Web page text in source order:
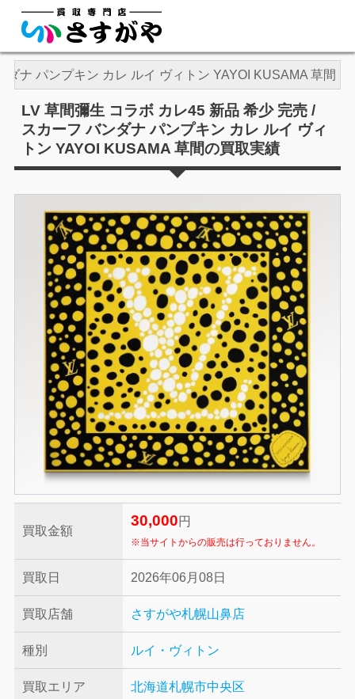
ナ パンプキン カレ ルイ ヴィトン YAYOI KUSAMA 草間
LV 草間彌生 コラボ カレ45 新品 希少 完売 /
スカーフ バンダナ パンプキン カレ ルイ ヴィ
トン YAYOI KUSAMA 草間の買取実績
買取金額
30,000 円
※当サイトからの販売は行っておりません。
買取日 2026年06月08日
買取店舗 さすがや札幌山鼻店
種別 ルイ・ヴィトン
買取エリア 北海道札幌市中央区